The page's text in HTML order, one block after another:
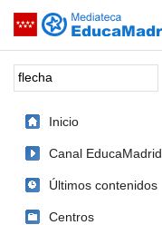
Saltar navegación
Palabra o frase:
Inicio
Canal EducaMadrid
Últimos contenidos
Centros